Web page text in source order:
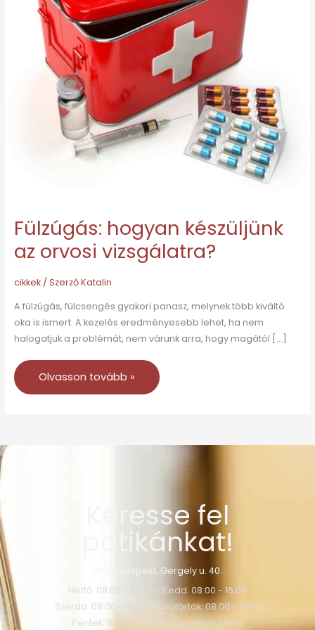
Fülzúgás: hogyan készüljünk
az orvosi vizsgálatra?
cikkek/ SzerzőKatalin
A fülzúgás, fülcsengés gyakori panasz, melynek több kiváltó
oka is ismert. A kezelés eredményesebb lehet, ha nem
halogatjuk a problémát, nem várunk arra, hogy magától […]
vizsgálatra?
Olvasson tovább »
Keresse fel
patikánkat!
1103 Budapest, Gergely u. 40.
Hétfő: 08:00 - 16:00 o Kedd: 08:00 - 16:00
Szerda: 08:00 - 16:00 o Csütörtök: 08:00 - 16:00
Péntek: 08:00 - 16:00 o Szombat: Zárva